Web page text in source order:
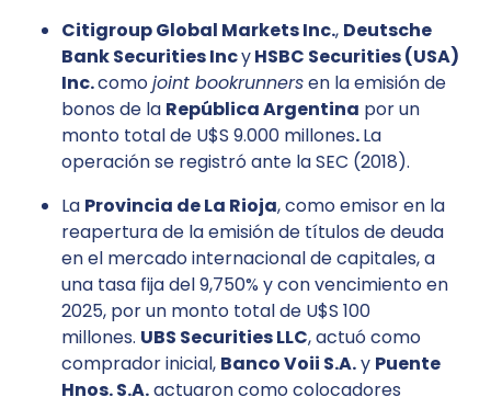
Citigroup Global Markets Inc., Deutsche
Bank Securities IncyHSBC Securities (USA)
Inc.comojoint bookrunnersen la emisión de
bonos de la República Argentina por un
monto total de U$S 9.000 millones.La
operación se registró ante la SEC (2018).
La Provincia de La Rioja, como emisor en la
reapertura de la emisión de títulos de deuda
en el mercado internacional de capitales, a
una tasa fija del 9,750% y con vencimiento en
2025, por un monto total de U$S 100
millones. UBS Securities LLC, actuó como
comprador inicial, Banco Voii S.A.y Puente
Hnos. S.A.actuaron como colocadores